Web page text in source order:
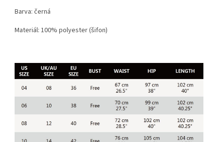
Barva: černá
Materiál: 100% polyester (šifon)